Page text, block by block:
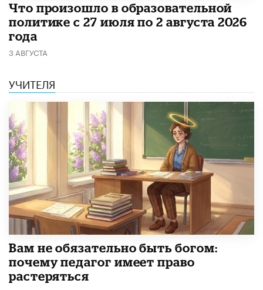
​Что произошло в образовательной
политике с 27 июля по 2 августа 2026
года
3 АВГУСТА
УЧИТЕЛЯ
​Вам не обязательно быть богом:
почему педагог имеет право
растеряться